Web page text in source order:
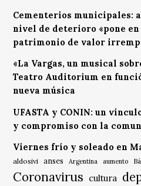
Cementerios municipales:
nivel de deterioro «pone en
patrimonio de valor
«La Vargas, un musical
Teatro Auditorium en
nueva música
UFASTA y CONIN: un
y compromiso con la
Viernes frío y soleado en
aldosivi anses Argentina aumento
Coronavirus cultura